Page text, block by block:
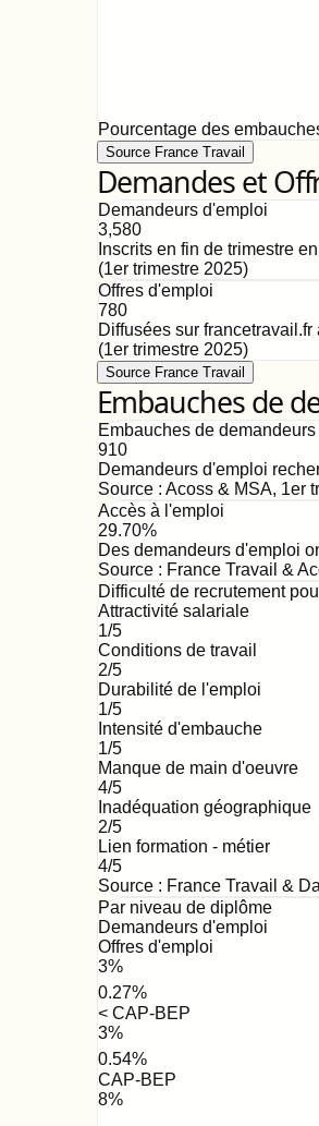
Pourcentage des
Source France Travail
Demandes et
Demandeurs d'emploi
3,580
Inscrits en fin de trimestre
(1er trimestre 2025)
Offres d'emploi
780
Diffusées sur
(1er trimestre 2025)
Source France Travail
Embauches de
Embauches de
910
Demandeurs d'emploi
Source : Acoss & MSA, 1er
Accès à l'emploi
29.70%
Des demandeurs d'emploi
Source : France Travail &
Difficulté de recrutement
Attractivité salariale
1/5
Conditions de travail
2/5
Durabilité de l'emploi
1/5
Intensité d'embauche
1/5
Manque de main d'oeuvre
4/5
Inadéquation géographique
2/5
Lien formation - métier
4/5
Source : France Travail &
Par niveau de diplôme
Demandeurs d'emploi
Offres d'emploi
3%
0.27%
< CAP-BEP
3%
0.54%
CAP-BEP
8%